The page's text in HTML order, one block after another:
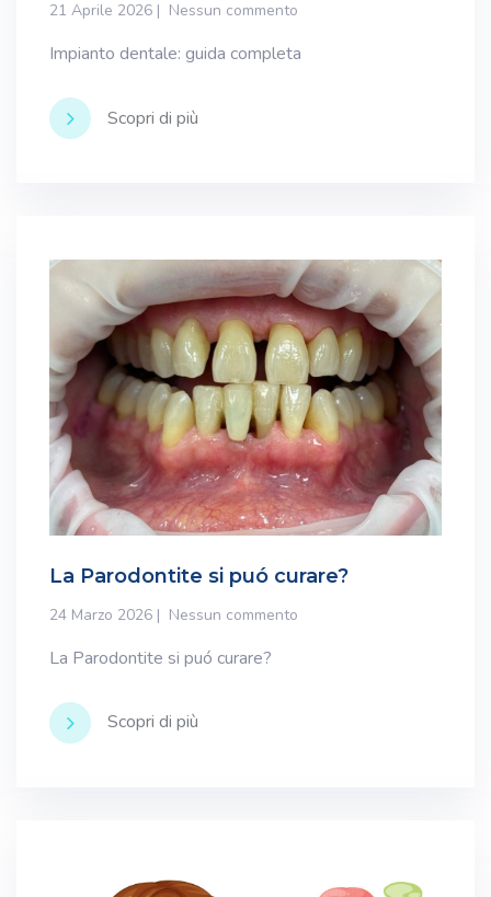
21 Aprile 2026 Nessun commento
Impianto dentale: guida completa
Scopri di più
La Parodontite si puó curare?
24 Marzo 2026 Nessun commento
La Parodontite si puó curare?
Scopri di più